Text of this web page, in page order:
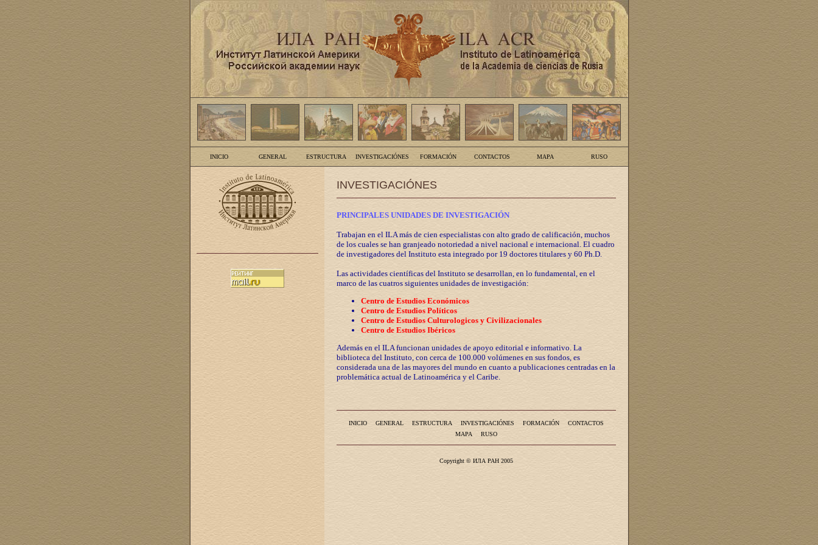
INICIO GENERAL ESTRUCTURA INVESTIGACIÓNES FORMACIÓN CONTACTOS MAPA RUSO
INVESTIGACIÓNES
PRINCIPALES UNIDADES DE INVESTIGACIÓN
Trabajan en el ILA más de cien especialistas con alto grado de calificación, muchos
de los cuales se han granjeado notoriedad a nivel nacional e internacional. El cuadro
de investigadores del Instituto esta integrado por 19 doctores titulares y 60 Ph.D.
Las actividades científicas del Instituto se desarrollan, en lo fundamental, en el
marco de las cuatros siguientes unidades de investigación:
Centro de Estudios Económicos
Centro de Estudios Políticos
Centro de Estudios Culturologicos y Civilizacionales
Centro de Estudios Ibéricos
Además en el ILA funcionan unidades de apoyo editorial e informativo. La
biblioteca del Instituto, con cerca de 100.000 volúmenes en sus fondos, es
considerada una de las mayores del mundo en cuanto a publicaciones centradas en la
problemática actual de Latinoamérica y el Caribe.
INICIO GENERAL ESTRUCTURA INVESTIGACIÓNES FORMACIÓN
CONTACTOS
MAPA
RUSO
Copyright © ИЛА РАН 2005